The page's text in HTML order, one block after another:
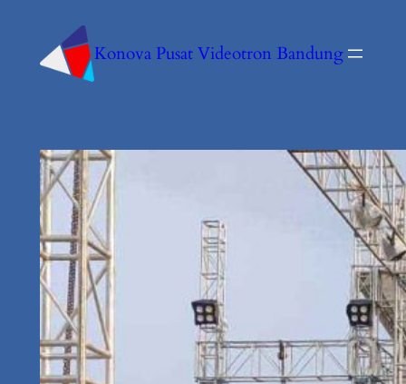
Konova Pusat Videotron Bandung